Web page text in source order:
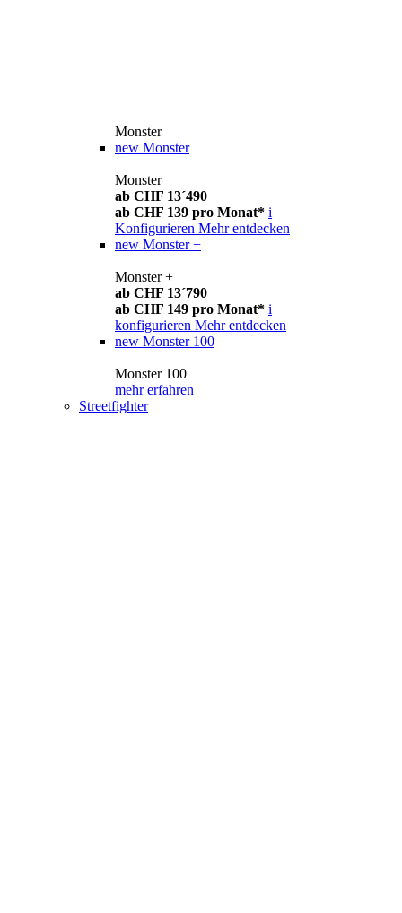
Monster
new Monster
Monster
ab CHF 13´490
ab CHF 139 pro Monat* i
Konfigurieren Mehr entdecken
new Monster +
Monster +
ab CHF 13´790
ab CHF 149 pro Monat* i
konfigurieren Mehr entdecken
new Monster 100
Monster 100
mehr erfahren
Streetfighter